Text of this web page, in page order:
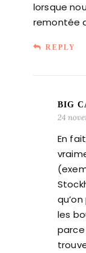
lorsque
remontée
REPLY
BIG
24
En
les
parce